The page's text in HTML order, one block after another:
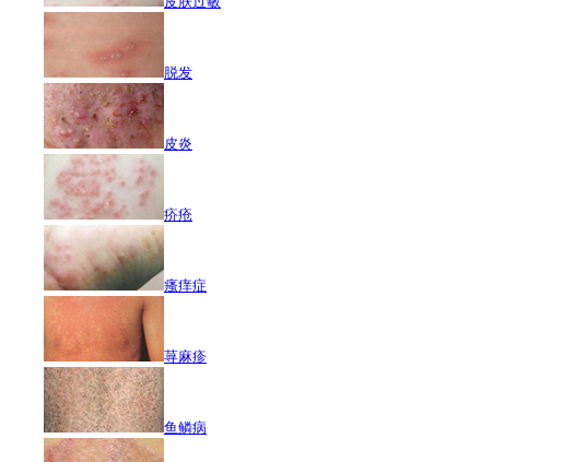
脱发
皮炎
疥疮
瘙痒症
荨麻疹
鱼鳞病